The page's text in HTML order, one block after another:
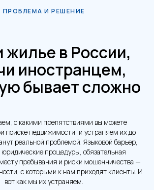
ПРОБЛЕМА И РЕШЕНИЕ
жилье в России,
иностранцем,
бывает сложно
с какими препятствиями вы можете
поиске недвижимости, и устраняем их до
реальной проблемой. Языковой барьер,
процедуры, обязательная
пребывания и риски мошенничества —
с которыми к нам приходят клиенты. И
вот как мы их устраняем.